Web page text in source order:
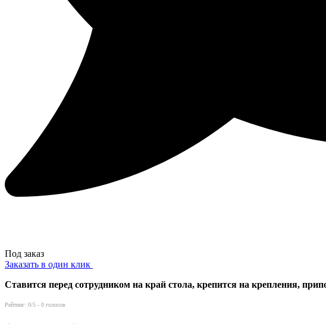
Под заказ
Заказать в один клик
Ставится перед сотрудником на край стола, крепится на крепления,
Рейтинг: 0/5 - 0 голосов